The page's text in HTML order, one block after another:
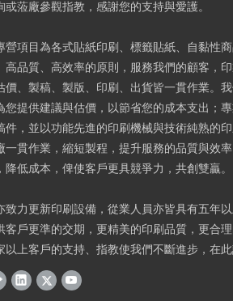
或蒞廠參觀指教，感謝您的支持與愛護。
營項目為各式貼紙印刷、標籤貼紙、自黏性
高品質、高效率的原則，服務我們的顧客，
價、製稿、製版、印刷、出貨皆一貫作業。
您提供建議與估價，以節省您的成本支出；
件，並以功能先進的印刷機械與技術純熟的
一貫作業，縮短製程，提升服務的品質與效
降低成本，俾使客戶更具競爭力，共創雙贏。
致力更新印刷設備，從業人員亦皆具有五年以
客戶更準的交期，更精美的印刷品質，更合
以上客戶的支持、指教使我們不斷進步，在此